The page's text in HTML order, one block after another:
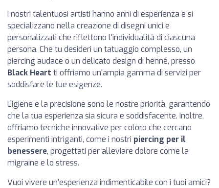
I nostri talentuosi artisti hanno anni di esperienza e si
specializzano nella creazione di disegni unici e
personalizzati che riflettono l'individualità di ciascuna
persona. Che tu desideri un tatuaggio complesso, un
piercing audace o un delicato design di henné, presso
Black Heart ti offriamo un'ampia gamma di servizi per
soddisfare le tue esigenze.
L'igiene e la precisione sono le nostre priorità, garantendo
che la tua esperienza sia sicura e soddisfacente. Inoltre,
offriamo tecniche innovative per coloro che cercano
esperimenti intriganti, come i nostri piercing per il
benessere, progettati per alleviare dolore come la
migraine e lo stress.
Vuoi vivere un'esperienza indimenticabile con i tuoi amici?